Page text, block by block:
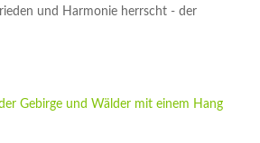
und Harmonie herrscht - der